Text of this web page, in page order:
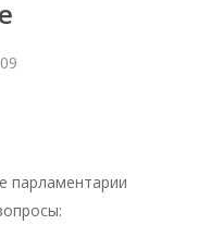
парламентарии